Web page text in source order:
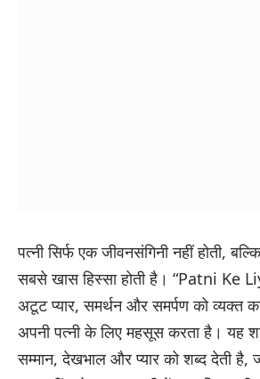
पत्नी सिर्फ एक जीवनसंगिनी नहीं होती,
सबसे खास हिस्सा होती है। “Patni Ke
अटूट प्यार, समर्थन और समर्पण को व्यक्त
अपनी पत्नी के लिए महसूस करता है। यह
सम्मान, देखभाल और प्यार को शब्द देती है,